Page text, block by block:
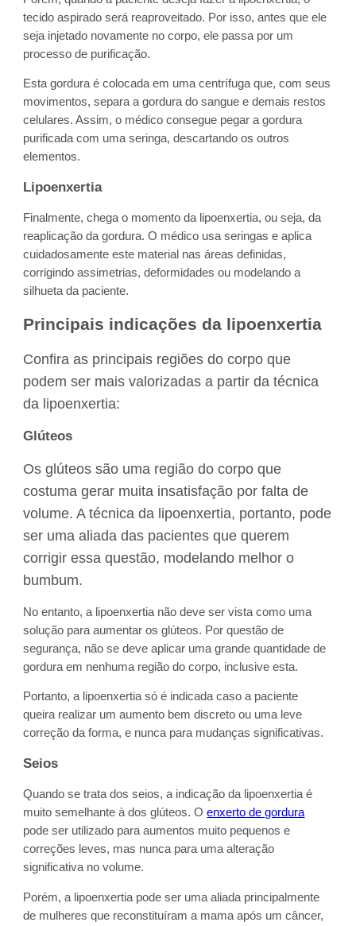
tecido aspirado será reaproveitado. Por isso, antes que ele
seja injetado novamente no corpo, ele passa por um
processo de purificação.
Esta gordura é colocada em uma centrífuga que, com seus
movimentos, separa a gordura do sangue e demais restos
celulares. Assim, o médico consegue pegar a gordura
purificada com uma seringa, descartando os outros
elementos.
Lipoenxertia
Finalmente, chega o momento da lipoenxertia, ou seja, da
reaplicação da gordura. O médico usa seringas e aplica
cuidadosamente este material nas áreas definidas,
corrigindo assimetrias, deformidades ou modelando a
silhueta da paciente.
Principais indicações da lipoenxertia
Confira as principais regiões do corpo que
podem ser mais valorizadas a partir da técnica
da lipoenxertia:
Glúteos
Os glúteos são uma região do corpo que
costuma gerar muita insatisfação por falta de
volume. A técnica da lipoenxertia, portanto, pode
ser uma aliada das pacientes que querem
corrigir essa questão, modelando melhor o
bumbum.
No entanto, a lipoenxertia não deve ser vista como uma
solução para aumentar os glúteos. Por questão de
segurança, não se deve aplicar uma grande quantidade de
gordura em nenhuma região do corpo, inclusive esta.
Portanto, a lipoenxertia só é indicada caso a paciente
queira realizar um aumento bem discreto ou uma leve
correção da forma, e nunca para mudanças significativas.
Seios
Quando se trata dos seios, a indicação da lipoenxertia é
muito semelhante à dos glúteos. Oenxerto de gordura
pode ser utilizado para aumentos muito pequenos e
correções leves, mas nunca para uma alteração
significativa no volume.
Porém, a lipoenxertia pode ser uma aliada principalmente
de mulheres que reconstituíram a mama após um câncer,